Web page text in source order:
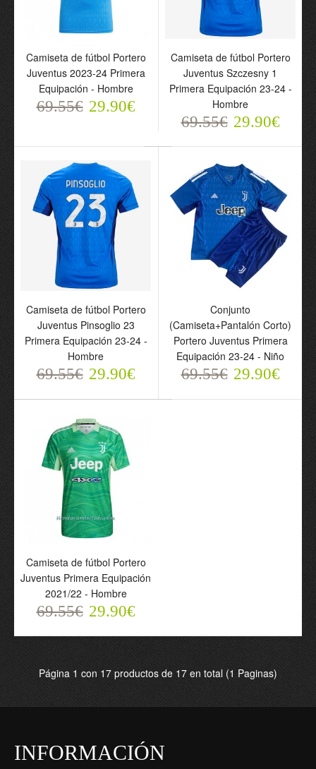
Camiseta de fútbol
Portero Juventus
Segunda Equipación
2024-25 - Hombre
69.55€ 29.90€
Camiseta de fútbol
Portero Juventus Primera
Equipación 2024-25 -
Hombre
69.55€ 29.90€
Camiseta de fútbol
24 Primera Equipación -
69.55€ 29.90€
Szczesny 1 Primera
Equipación 23-24 -
Hombre
Camiseta de fútbol Portero
Juventus 2023-24 Primera
Equipación - Hombre
69.55€ 29.90€
Camiseta de fútbol Portero
Juventus Szczesny 1
Primera Equipación 23-24 -
Hombre
69.55€ 29.90€
Camiseta de fútbol Portero
Juventus Pinsoglio 23
Primera Equipación 23-24 -
Hombre
69.55€ 29.90€
Conjunto
(Camiseta+Pantalón Corto)
Portero Juventus Primera
Equipación 23-24 - Niño
69.55€ 29.90€
Camiseta de fútbol Portero
Juventus Primera Equipación
2021/22 - Hombre
69.55€ 29.90€
Página 1 con 17 productos de 17 en total (1 Paginas)
INFORMACIÓN